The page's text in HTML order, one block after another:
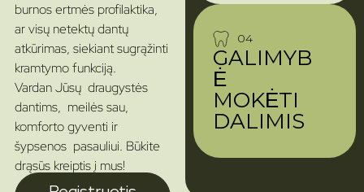
burnos ertmės profilaktika,
ar visų netektų dantų
atkūrimas, siekiant sugrąžinti
kramtymo funkciją.
Vardan Jūsų draugystės
dantims, meilės sau,
komforto gyventi ir
šypsenos pasauliui. Būkite
drąsūs kreiptis į mus!
04
GALIMYB
Ė
MOKĖTI
DALIMIS